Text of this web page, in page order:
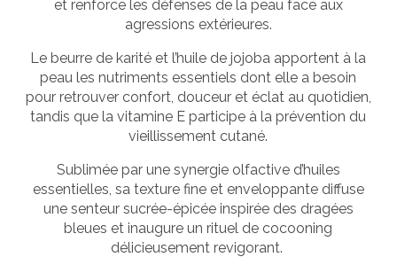
et renforce les défenses de la peau face aux
agressions extérieures.
Le beurre de karité et l’huile de jojoba apportent à la
peau les nutriments essentiels dont elle a besoin
pour retrouver confort, douceur et éclat au quotidien,
tandis que la vitamine E participe à la prévention du
vieillissement cutané.
Sublimée par une synergie olfactive d’huiles
essentielles, sa texture fine et enveloppante diffuse
une senteur sucrée-épicée inspirée des dragées
bleues et inaugure un rituel de cocooning
délicieusement revigorant.